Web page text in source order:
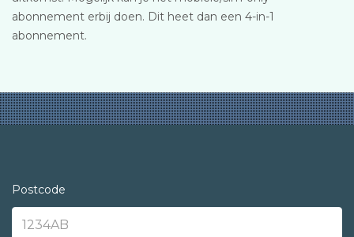
abonnement erbij doen. Dit heet dan een 4-in-1
abonnement.
Postcode